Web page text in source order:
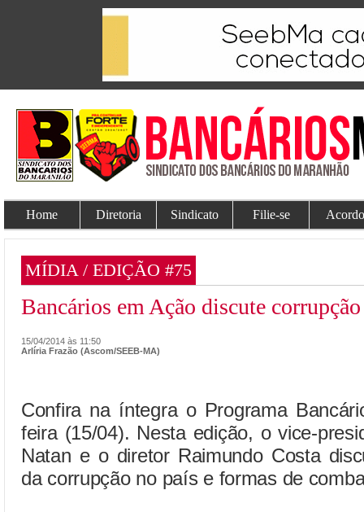
Home Diretoria Sindicato Filie-se
MÍDIA / EDIÇÃO #75
Bancários em Ação discute
15/04/2014 às 11:50
Arlíria Frazão (Ascom/SEEB-MA)
Confira na íntegra o Programa
feira (15/04). Nesta edição, o vice-
Natan e o diretor Raimundo Costa
da corrupção no país e formas de